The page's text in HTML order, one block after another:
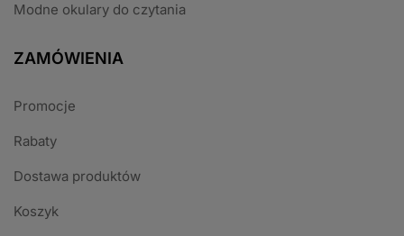
Modne okulary do czytania
ZAMÓWIENIA
Promocje
Rabaty
Dostawa produktów
Koszyk